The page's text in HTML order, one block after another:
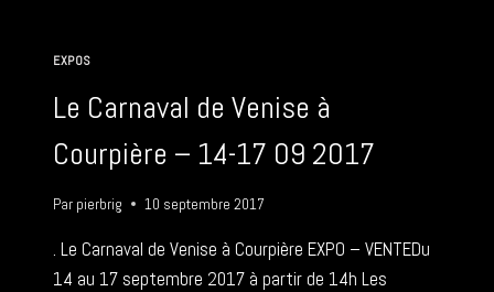
2017
EXPOS
Le Carnaval de Venise à
Courpière – 14-17 09 2017
Par pierbrig 10 septembre 2017
. Le Carnaval de Venise à Courpière EXPO – VENTEDu
14 au 17 septembre 2017 à partir de 14h Les